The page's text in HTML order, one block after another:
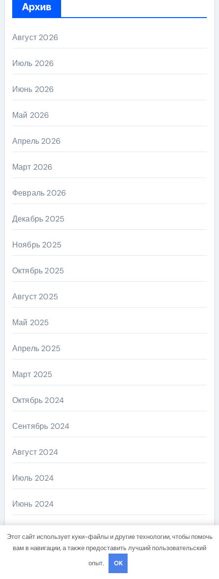
Архив
Август 2026
Июль 2026
Июнь 2026
Май 2026
Апрель 2026
Март 2026
Февраль 2026
Декабрь 2025
Ноябрь 2025
Октябрь 2025
Август 2025
Май 2025
Апрель 2025
Март 2025
Октябрь 2024
Сентябрь 2024
Август 2024
Июль 2024
Июнь 2024
Этот сайт использует куки-файлы и другие технологии, чтобы помочь
вам в навигации, а также предоставить лучший пользовательский
опыт.
OK